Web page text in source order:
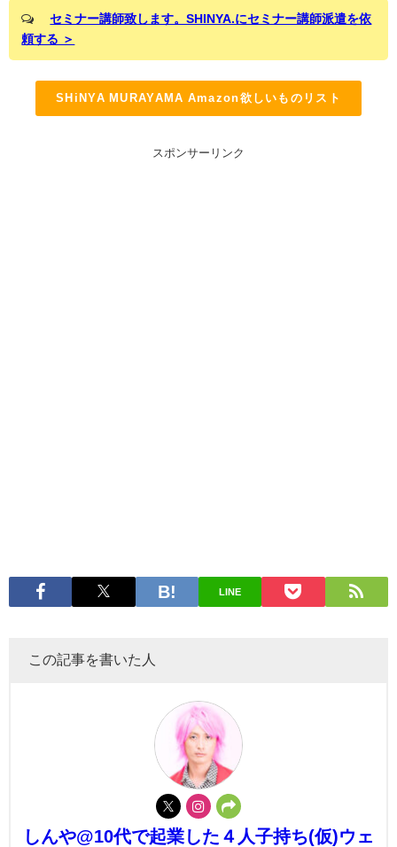
セミナー講師致します。SHINYA.にセミナー講師派遣を依
頼する ＞
SHiNYA MURAYAMA Amazon欲しいものリスト
スポンサーリンク
LINE
この記事を書いた人
しんや@10代で起業した４人子持ち(仮)ウェ